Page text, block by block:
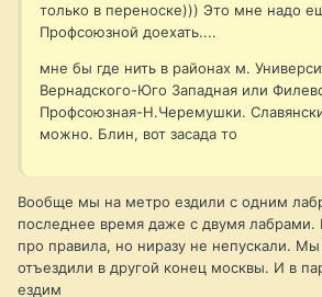
только в переноске))) Это мне надо
Профсоюзной доехать....
мне бы где нить в районах м.
Вернадского-Юго Западная или
Профсоюзная-Н.Черемушки.
можно. Блин, вот засада то
Вообще мы на метро ездили с одним
последнее время даже с двумя лабрами.
про правила, но ниразу не непускали. Мы
отъездили в другой конец москвы. И в
ездим